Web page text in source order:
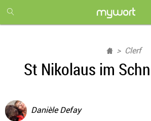
month
free
Clerf
St Nikolaus im
Danièle Defay